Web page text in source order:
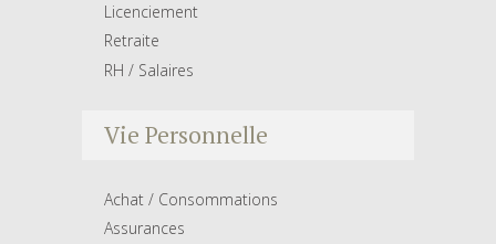
Licenciement
Retraite
RH / Salaires
Vie Personnelle
Achat / Consommations
Assurances